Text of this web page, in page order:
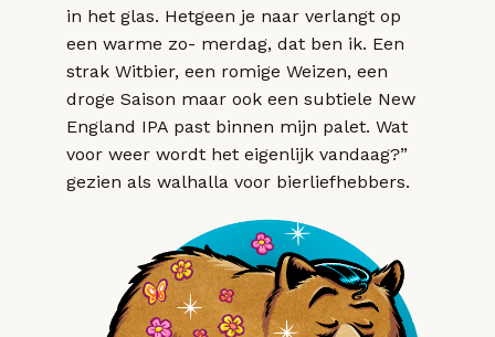
in het glas. Hetgeen je naar verlangt op
een warme zo- merdag, dat ben ik. Een
strak Witbier, een romige Weizen, een
droge Saison maar ook een subtiele New
England IPA past binnen mijn palet. Wat
voor weer wordt het eigenlijk vandaag?”
gezien als walhalla voor bierliefhebbers.